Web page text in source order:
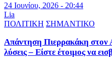
24 Ιουνίου, 2026 - 20:44
Lia
ΠΟΛΙΤΙΚΗ ΣΗΜΑΝΤΙΚΟ
Απάντηση Πιερρακάκη στον
λύσεις – Είστε έτοιμος να